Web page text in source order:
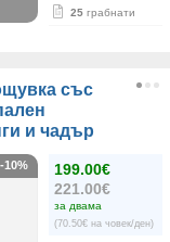
25 грабнати
със
и чадър
199.00€
221.00€
за двама
(70.50€ на човек/ден)
-10%